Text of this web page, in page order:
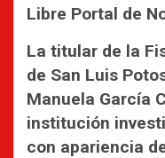
Libre Portal de
La titular de la
de San Luis
Manuela García
institución
con apariencia